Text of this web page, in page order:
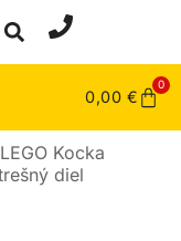
0,00 €
0
Kocka
diel